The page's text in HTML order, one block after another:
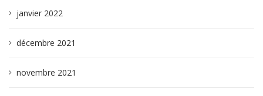
janvier 2022
décembre 2021
novembre 2021